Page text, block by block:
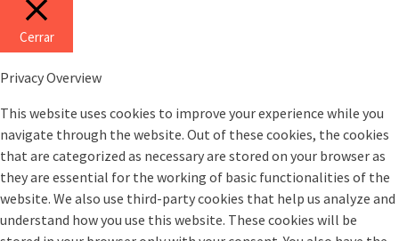
Cerrar
Privacy Overview
This website uses cookies to improve your experience while you
navigate through the website. Out of these cookies, the cookies
that are categorized as necessary are stored on your browser as
they are essential for the working of basic functionalities of the
website. We also use third-party cookies that help us analyze and
understand how you use this website. These cookies will be